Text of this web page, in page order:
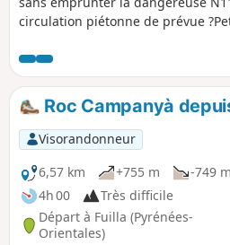
circulation piétonne de prévue
randonnée qui emprunte un
terrain d'ERDF (non clôturé), se
Roc Campanyà
Visorandonneur
6,57 km
+755 m
-749 m
4h 00
Très difficile
Départ à Fuilla (Pyrénées-
Orientales)